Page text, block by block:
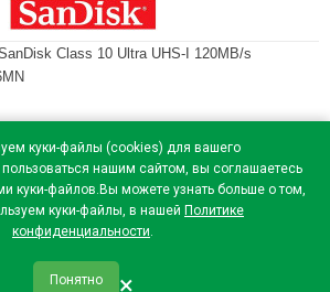
куки-файлы (cookies) для вашего
нашим сайтом, вы соглашаетесь
куки-файлов.Вы можете узнать больше о том,
куки-файлы, в нашей Политике
конфиденциальности.
Понятно ×
Class 10 Ultra UHS-I 120MB/s